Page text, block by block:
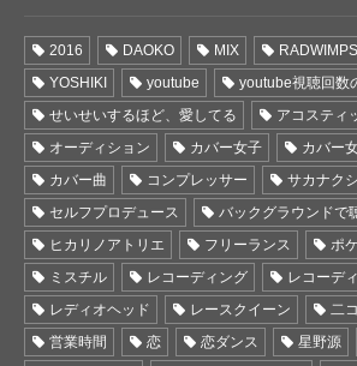
2016 DAOKO MIX RADWIMPS
YOSHIKI
youtube
youtube視聴回数
せいせいするほど、愛してる
アコスティ
オーディション
カバー女子
カバー
カバー曲
コンプレッサー サカナク
セルフプロデュース
バックグラウンドで
ヒカリノアトリエ
フリーランス ポ
ミスチル
レコーディング
レコーデ
レディオヘッド
レースクイーン 二
営業時間
恋 恋ダンス 星野源